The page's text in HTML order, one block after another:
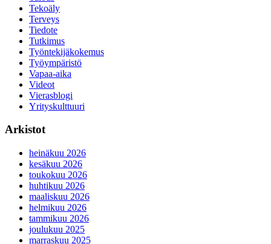
Tekoäly
Terveys
Tiedote
Tutkimus
Työntekijäkokemus
Työympäristö
Vapaa-aika
Videot
Vierasblogi
Yrityskulttuuri
Arkistot
heinäkuu 2026
kesäkuu 2026
toukokuu 2026
huhtikuu 2026
maaliskuu 2026
helmikuu 2026
tammikuu 2026
joulukuu 2025
marraskuu 2025